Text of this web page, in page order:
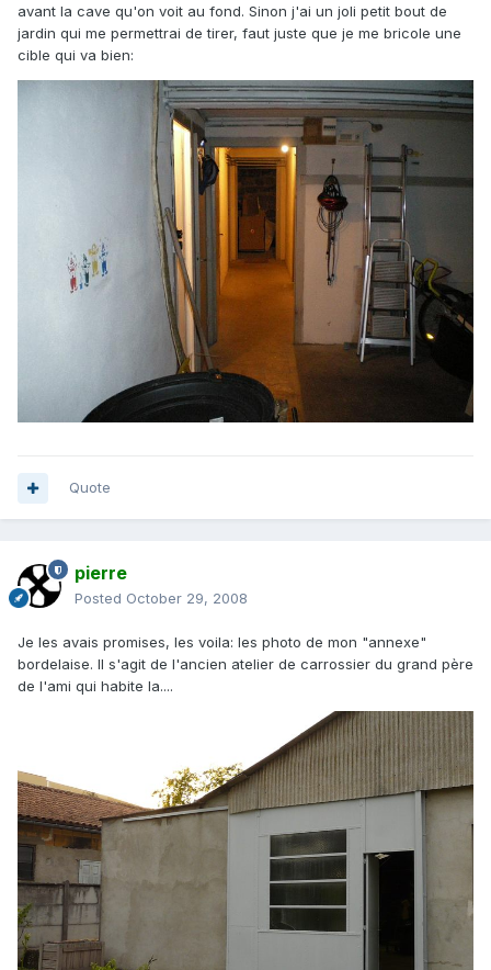
avant la cave qu'on voit au fond. Sinon j'ai un joli petit bout de
jardin qui me permettrai de tirer, faut juste que je me bricole une
cible qui va bien:
Quote
pierre
Posted October 29, 2008
Je les avais promises, les voila: les photo de mon "annexe"
bordelaise. Il s'agit de l'ancien atelier de carrossier du grand père
de l'ami qui habite la....